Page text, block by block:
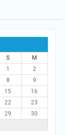
S
M
1
2
8
9
15
16
22
23
29
30